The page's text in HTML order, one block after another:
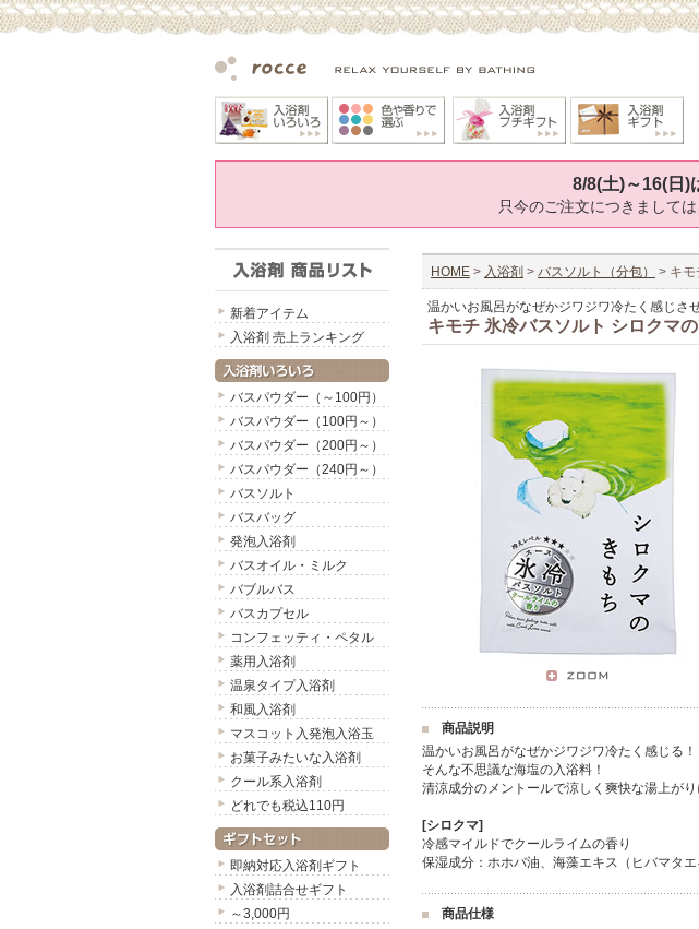
8/8(土)～16(日)
只今のご注文につきまして
新着アイテム
入浴剤 売上ランキング
バスパウダー（～100円）
バスパウダー（100円～）
バスパウダー（200円～）
バスパウダー（240円～）
バスソルト
バスバッグ
発泡入浴剤
バスオイル・ミルク
バブルバス
バスカプセル
コンフェッティ・ペタル
薬用入浴剤
温泉タイプ入浴剤
和風入浴剤
マスコット入発泡入浴玉
お菓子みたいな入浴剤
クール系入浴剤
どれでも税込110円
即納対応入浴剤ギフト
入浴剤詰合せギフト
～3,000円
HOME > 入浴剤 > バスソルト（分包） > キモ
温かいお風呂がなぜかジワジワ冷たく感じさ
キモチ 氷冷バスソルト シロクマ
商品説明
温かいお風呂がなぜかジワジワ冷たく感じる！
そんな不思議な海塩の入浴料！
清涼成分のメントールで涼しく爽快な湯上がり
[シロクマ]
冷感マイルドでクールライムの香り
保湿成分：ホホバ油、海藻エキス（ヒバマタ
商品仕様